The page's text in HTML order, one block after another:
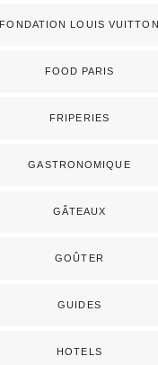
FONDATION LOUIS VUITTON
FOOD PARIS
FRIPERIES
GASTRONOMIQUE
GÂTEAUX
GOÛTER
GUIDES
HOTELS